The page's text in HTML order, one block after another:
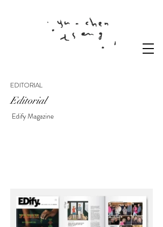
EDITORIAL
Editorial
Edify Magazine